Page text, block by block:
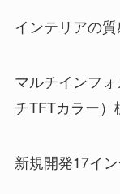
インテリアの質
マルチインフ
チTFTカラー）
新規開発17イ